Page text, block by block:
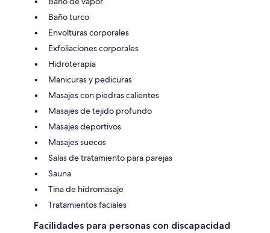
Baño turco
Envolturas corporales
Exfoliaciones corporales
Hidroterapia
Manicuras y pedicuras
Masajes con piedras calientes
Masajes de tejido profundo
Masajes deportivos
Masajes suecos
Salas de tratamiento para parejas
Sauna
Tina de hidromasaje
Tratamientos faciales
Facilidades para personas con discapacidad